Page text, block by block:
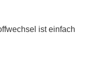
ist einfach